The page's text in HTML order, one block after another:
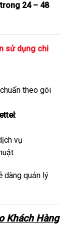
24 – 48
sử dụng chi
theo gói
:
vụ
dàng quản lý
Khách Hàng